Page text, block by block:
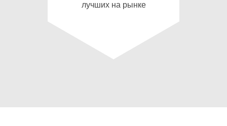
лучших на рынке